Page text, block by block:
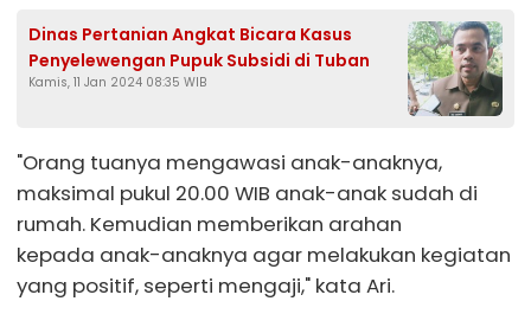
Dinas Pertanian Angkat Bicara Kasus
Penyelewengan Pupuk Subsidi di Tuban
Kamis, 11 Jan 2024 08:35 WIB
"Orang tuanya mengawasi anak-anaknya,
maksimal pukul 20.00 WIB anak-anak sudah di
rumah. Kemudian memberikan arahan
kepada anak-anaknya agar melakukan kegiatan
yang positif, seperti mengaji," kata Ari.